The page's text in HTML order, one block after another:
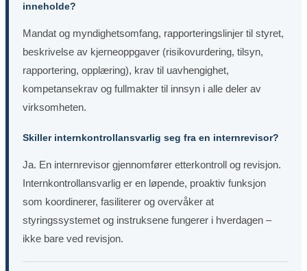
inneholde?
Mandat og myndighetsomfang, rapporteringslinjer til styret,
beskrivelse av kjerneoppgaver (risikovurdering, tilsyn,
rapportering, opplæring), krav til uavhengighet,
kompetansekrav og fullmakter til innsyn i alle deler av
virksomheten.
Skiller internkontrollansvarlig seg fra en internrevisor?
Ja. En internrevisor gjennomfører etterkontroll og revisjon.
Internkontrollansvarlig er en løpende, proaktiv funksjon
som koordinerer, fasiliterer og overvåker at
styringssystemet og instruksene fungerer i hverdagen –
ikke bare ved revisjon.